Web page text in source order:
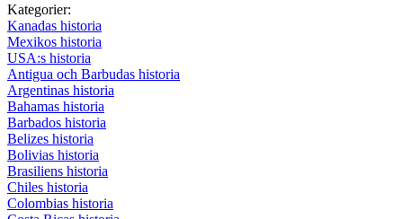
Kategorier:
Kanadas historia
Mexikos historia
USA:s historia
Antigua och Barbudas historia
Argentinas historia
Bahamas historia
Barbados historia
Belizes historia
Bolivias historia
Brasiliens historia
Chiles historia
Colombias historia